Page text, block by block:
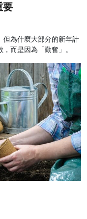
要
但為什麼大部分的新年計
而是因為「勤奮」。